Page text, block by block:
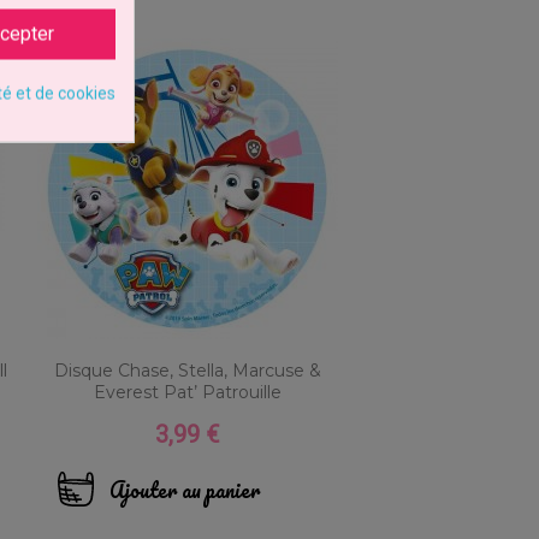
Disque Chase, Stella, Marcuse &
Everest Pat’ Patrouille
Prix
3,99 €
Ajouter au panier
et de cookies